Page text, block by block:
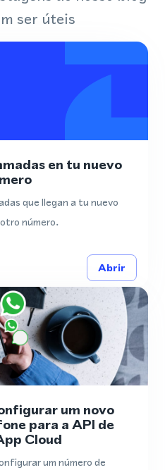
ser úteis
en tu nuevo
que llegan a tu nuevo
número.
Abrir
um novo
para a API de
Cloud
um número de